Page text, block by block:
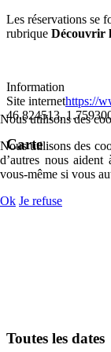
Les réservations se
rubrique Découvrir
Information
Site internethttps://
46.824513,
Carte
Toutes les dates
Nous utilisons des
Nous utilisons des
d’autres nous
vous-même si vous
Ok Je refuse